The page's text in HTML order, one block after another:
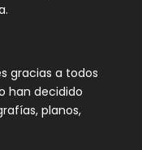
gracias a todos
han decidido
planos,